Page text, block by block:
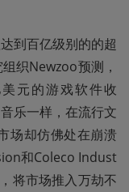
到百亿级别的的超
织Newzoo预测，
元的游戏软件收
乐一样，在流行文
场却仿佛处在崩溃
和Coleco Indust
将市场推入万劫不